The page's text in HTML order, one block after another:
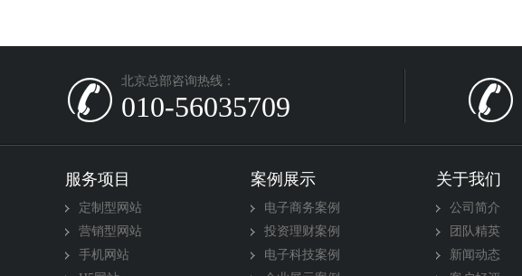
北京总部咨询热线：
010-56035709
服务项目
定制型网站
营销型网站
手机网站
案例展示
电子商务案例
投资理财案例
电子科技案例
关于我们
公司简介
团队精英
新闻动态